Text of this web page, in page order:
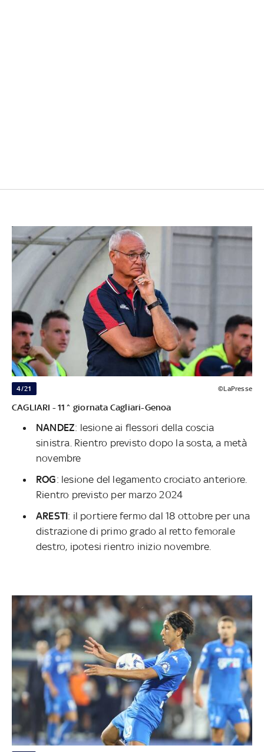
4/21 ©LaPresse
CAGLIARI - 11^ giornata Cagliari-Genoa
NANDEZ: lesione ai flessori della coscia
sinistra. Rientro previsto dopo la sosta, a metà
novembre
ROG: lesione del legamento crociato anteriore.
Rientro previsto per marzo 2024
ARESTI: il portiere fermo dal 18 ottobre per una
distrazione di primo grado al retto femorale
destro, ipotesi rientro inizio novembre.